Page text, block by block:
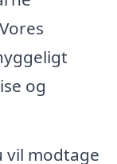
og
vil modtage